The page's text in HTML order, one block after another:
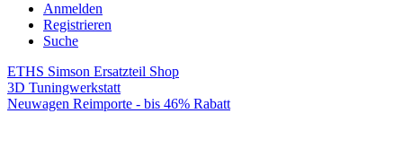
Anmelden
Registrieren
Suche
ETHS Simson Ersatzteil Shop
3D Tuningwerkstatt
Neuwagen Reimporte - bis 46% Rabatt